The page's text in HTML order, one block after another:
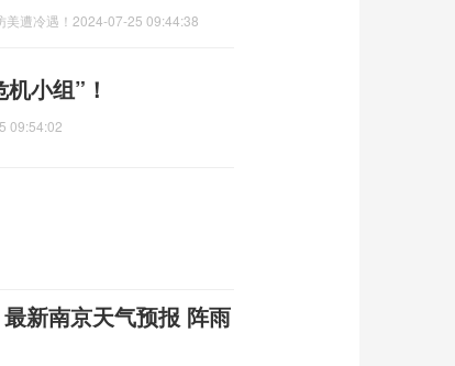
遭冷遇！ 2024-07-25 09:44:38
小组”！
09:54:02
新南京天气预报 阵雨